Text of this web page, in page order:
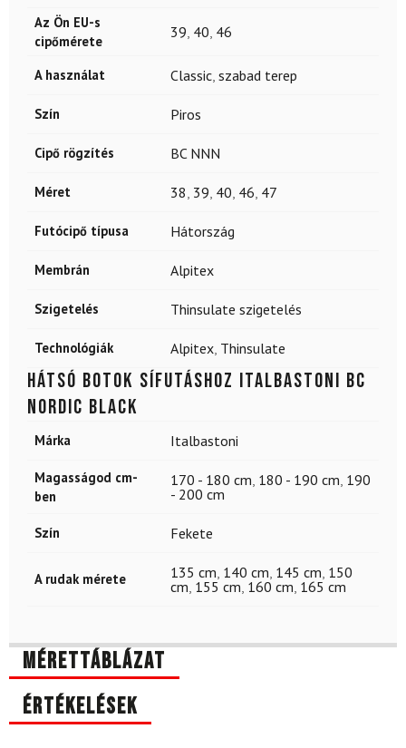
Az Ön EU-s
cipőmérete
39 40 46
A használat Classic szabad terep
Szín Piros
Cipő rögzítés BC NNN
Méret 38 39 40 46 47
Futócipő típusa Hátország
Membrán Alpitex
Szigetelés Thinsulate szigetelés
Technológiák Alpitex Thinsulate
Hátsó botok sífutáshoz ITALBASTONI BC
Nordic Black
Márka Italbastoni
Magasságod cm-
ben
170 - 180 cm 180 - 190 cm 190
- 200 cm
Szín Fekete
A rudak mérete 135 cm 140 cm 145 cm 150
cm 155 cm 160 cm 165 cm
Mérettáblázat
Értékelések